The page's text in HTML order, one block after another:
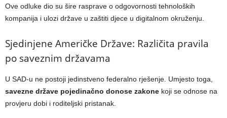
Ove odluke dio su šire rasprave o odgovornosti tehnoloških
kompanija i ulozi države u zaštiti djece u digitalnom okruženju.
Sjedinjene Američke Države: Različita pravila
po saveznim državama
U SAD-u ne postoji jedinstveno federalno rješenje. Umjesto toga,
savezne države pojedinačno donose zakone koji se odnose na
provjeru dobi i roditeljski pristanak.